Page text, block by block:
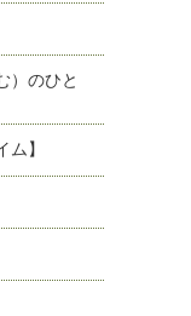
）のひと
ム】